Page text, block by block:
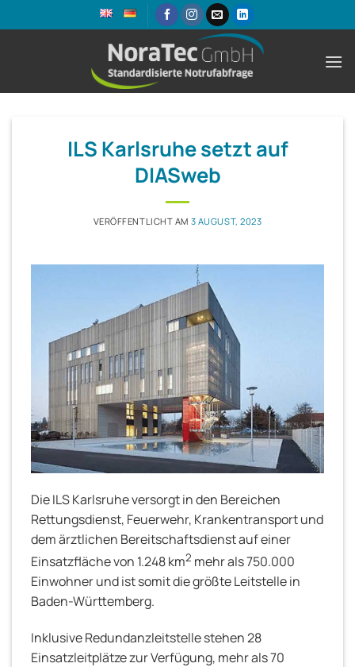
Inhalt
ILS Karlsruhe setzt auf
DIASweb
VERÖFFENTLICHT AM 3 AUGUST, 2023
Die ILS Karlsruhe versorgt in den Bereichen
Rettungsdienst, Feuerwehr, Krankentransport und
dem ärztlichen Bereitschaftsdienst auf einer
Einsatzfläche von 1.248 km2 mehr als 750.000
Einwohner und ist somit die größte Leitstelle in
Baden-Württemberg.
Inklusive Redundanzleitstelle stehen 28
Einsatzleitplätze zur Verfügung, mehr als 70